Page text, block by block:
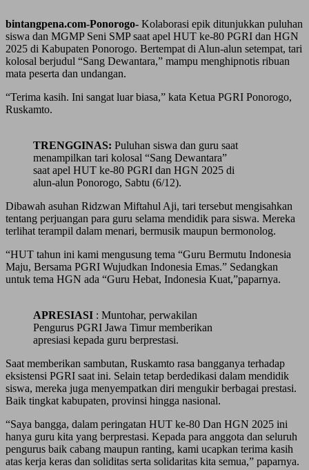
bintangpena.com-Ponorogo- Kolaborasi epik ditunjukkan puluhan
siswa dan MGMP Seni SMP saat apel HUT ke-80 PGRI dan HGN
2025 di Kabupaten Ponorogo. Bertempat di Alun-alun setempat, tari
kolosal berjudul “Sang Dewantara,” mampu menghipnotis ribuan
mata peserta dan undangan.
“Terima kasih. Ini sangat luar biasa,” kata Ketua PGRI Ponorogo,
Ruskamto.
TRENGGINAS: Puluhan siswa dan guru saat
menampilkan tari kolosal “Sang Dewantara”
saat apel HUT ke-80 PGRI dan HGN 2025 di
alun-alun Ponorogo, Sabtu (6/12).
Dibawah asuhan Ridzwan Miftahul Aji, tari tersebut mengisahkan
tentang perjuangan para guru selama mendidik para siswa. Mereka
terlihat terampil dalam menari, bermusik maupun bermonolog.
“HUT tahun ini kami mengusung tema “Guru Bermutu Indonesia
Maju, Bersama PGRI Wujudkan Indonesia Emas.” Sedangkan
untuk tema HGN ada “Guru Hebat, Indonesia Kuat,”paparnya.
APRESIASI : Muntohar, perwakilan
Pengurus PGRI Jawa Timur memberikan
apresiasi kepada guru berprestasi.
Saat memberikan sambutan, Ruskamto rasa bangganya terhadap
eksistensi PGRI saat ini. Selain tetap berdedikasi dalam mendidik
siswa, mereka juga menyempatkan diri mengukir berbagai prestasi.
Baik tingkat kabupaten, provinsi hingga nasional.
“Saya bangga, dalam peringatan HUT ke-80 Dan HGN 2025 ini
hanya guru kita yang berprestasi. Kepada para anggota dan seluruh
pengurus baik cabang maupun ranting, kami ucapkan terima kasih
atas kerja keras dan soliditas serta solidaritas kita semua,” paparnya.